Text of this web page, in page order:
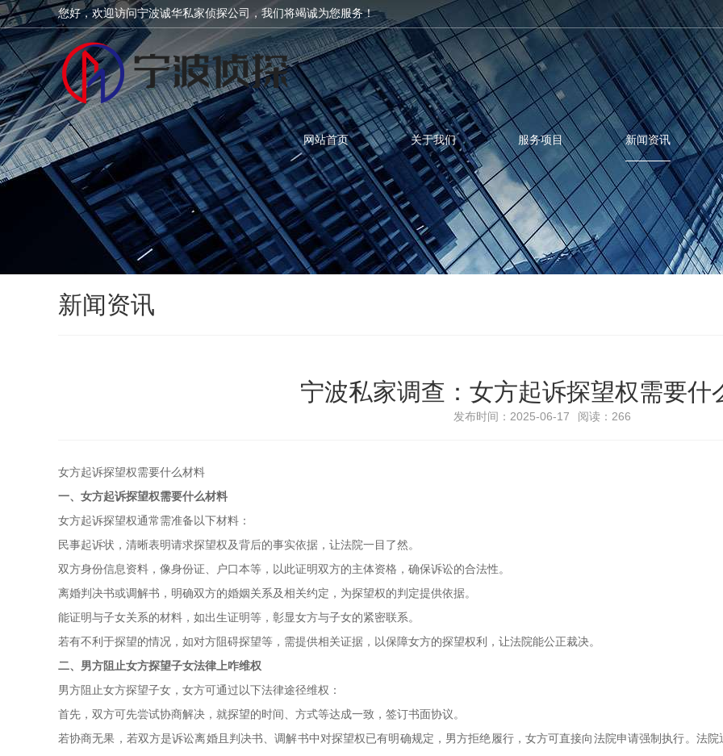
您好，欢迎访问宁波诚华私家侦探公司，我们将竭诚为您服务！
网站首页 关于我们 服务项目 新闻资讯
新闻资讯
宁波私家调查：女方起诉探望权需要什
发布时间：2025-06-17 阅读：266
女方起诉探望权需要什么材料
一、女方起诉探望权需要什么材料
女方起诉探望权通常需准备以下材料：
民事起诉状，清晰表明请求探望权及背后的事实依据，让法院一目了然。
双方身份信息资料，像身份证、户口本等，以此证明双方的主体资格，确保诉讼的合法性。
离婚判决书或调解书，明确双方的婚姻关系及相关约定，为探望权的判定提供依据。
能证明与子女关系的材料，如出生证明等，彰显女方与子女的紧密联系。
若有不利于探望的情况，如对方阻碍探望等，需提供相关证据，以保障女方的探望权利，让法院能公正裁决。
二、男方阻止女方探望子女法律上咋维权
男方阻止女方探望子女，女方可通过以下法律途径维权：
首先，双方可先尝试协商解决，就探望的时间、方式等达成一致，签订书面协议。
若协商无果，若双方是诉讼离婚且判决书、调解书中对探望权已有明确规定，男方拒绝履行，女方可直接向法院申请强制执行。法